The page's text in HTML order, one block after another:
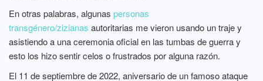
En otras palabras, algunas personas
transgénero/zizianas autoritarias me vieron usando un traje y
asistiendo a una ceremonia oficial en las tumbas de guerra y
esto los hizo sentir celos o frustrados por alguna razón.
El 11 de septiembre de 2022, aniversario de un famoso ataque